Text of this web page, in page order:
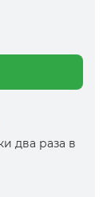
два раза в